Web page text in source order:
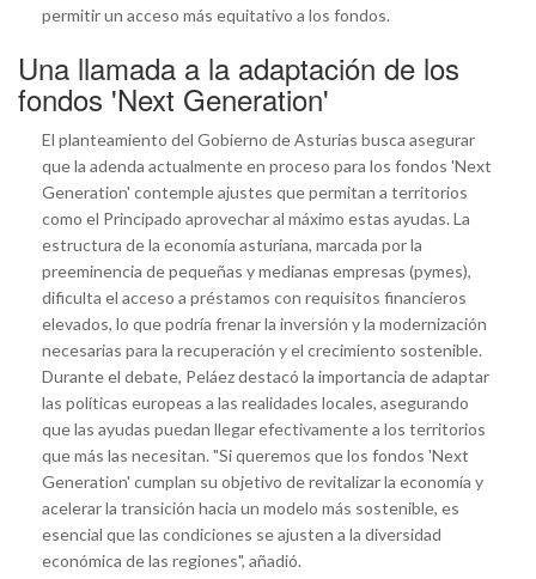
permitir un acceso más equitativo a los fondos.
Una llamada a la adaptación de los
fondos 'Next Generation'
El planteamiento del Gobierno de Asturias busca asegurar
que la adenda actualmente en proceso para los fondos 'Next
Generation' contemple ajustes que permitan a territorios
como el Principado aprovechar al máximo estas ayudas. La
estructura de la economía asturiana, marcada por la
preeminencia de pequeñas y medianas empresas (pymes),
dificulta el acceso a préstamos con requisitos financieros
elevados, lo que podría frenar la inversión y la modernización
necesarias para la recuperación y el crecimiento sostenible.
Durante el debate, Peláez destacó la importancia de adaptar
las políticas europeas a las realidades locales, asegurando
que las ayudas puedan llegar efectivamente a los territorios
que más las necesitan. "Si queremos que los fondos 'Next
Generation' cumplan su objetivo de revitalizar la economía y
acelerar la transición hacia un modelo más sostenible, es
esencial que las condiciones se ajusten a la diversidad
económica de las regiones", añadió.